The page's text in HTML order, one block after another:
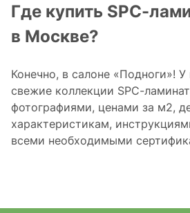
Где купить SPC-
в Москве?
Конечно, в салоне «Подноги»!
свежие коллекции SPC-
фотографиями, ценами за м2,
характеристикам,
всеми необходимыми